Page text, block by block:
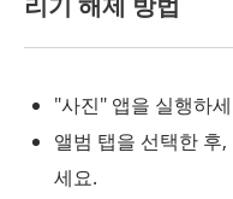
"사진" 앱을 실행하
앨범 탭을 선택한 후
세요.